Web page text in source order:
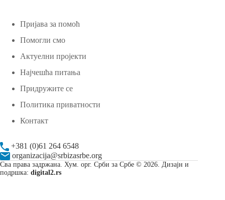
Пријава за помоћ
Помогли смо
Актуелни пројекти
Најчешћа питања
Придружите се
Политика приватности
Контакт
+381 (0)61 264 6548
organizacija@srbizasrbe.org
Сва права задржана. Хум. орг. Срби за Србе © 2026. Дизајн и
подршка: digital2.rs